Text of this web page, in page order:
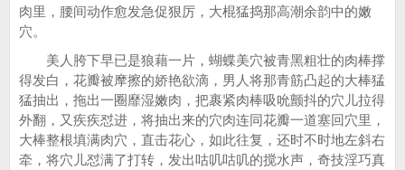
肉里，腰间动作愈发急促狠厉，大棍猛捣那高潮余韵中的嫩
穴。
美人胯下早已是狼藉一片，蝴蝶美穴被青黑粗壮的肉棒撑
得发白，花瓣被摩擦的娇艳欲滴，男人将那青筋凸起的大棒猛
猛抽出，拖出一圈靡湿嫩肉，把裹紧肉棒吸吮颤抖的穴儿拉得
外翻，又疾疾怼进，将抽出来的穴肉连同花瓣一道塞回穴里，
大棒整根填满肉穴，直击花心，如此往复，还时不时地左斜右
牵，将穴儿怼满了打转，发出咕叽咕叽的搅水声，奇技淫巧真